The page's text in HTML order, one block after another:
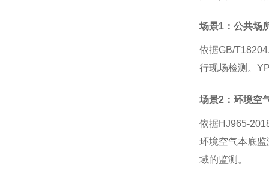
场景1：公共场
依据GB/
行现场检测。
场景2：环境空
依据HJ965-
环境空气本底
域的监测。